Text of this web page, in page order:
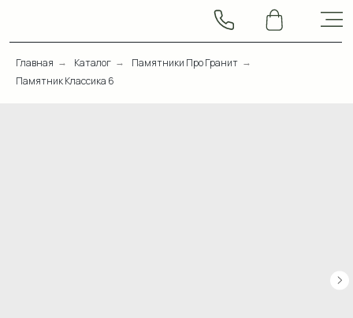
Главная → Каталог → Памятники Про Гранит →
Памятник Классика 6